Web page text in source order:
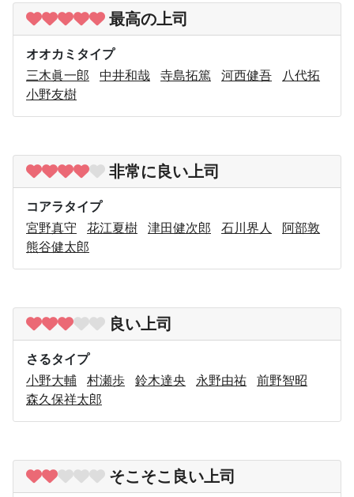
最高の上司
オオカミタイプ
三木眞一郎
中井和哉 寺島拓篤 河西健吾
八代拓
小野友樹
非常に良い上司
コアラタイプ
宮野真守
花江夏樹 津田健次郎 石川界人
阿部敦
熊谷健太郎
良い上司
さるタイプ
小野大輔
村瀬歩 鈴木達央 永野由祐
前野智昭
森久保祥太郎
そこそこ良い上司